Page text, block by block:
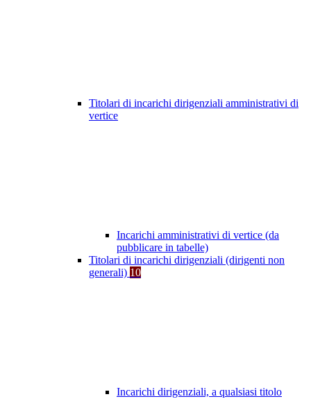
Titolari di incarichi dirigenziali amministrativi di
vertice
Incarichi amministrativi di vertice (da
pubblicare in tabelle)
Titolari di incarichi dirigenziali (dirigenti non
generali) 10
Incarichi dirigenziali, a qualsiasi titolo